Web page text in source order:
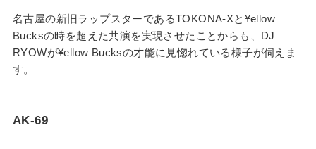
名古屋の新旧ラップスターであるTOKONA-Xと¥ellow
Bucksの時を超えた共演を実現させたことからも、DJ
RYOWが¥ellow Bucksの才能に見惚れている様子が伺えま
す。
AK-69